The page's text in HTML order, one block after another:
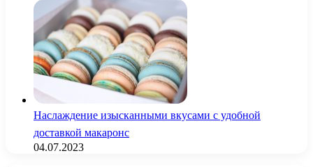
Наслаждение изысканными вкусами с удобной
доставкой макаронс
04.07.2023